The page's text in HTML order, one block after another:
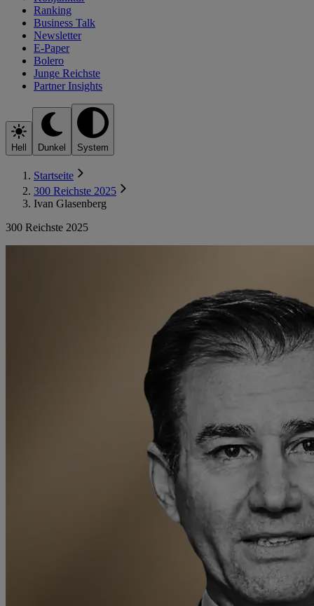
Ranking
Business Talk
Newsletter
E-Paper
Bolero
Junge Reichste
Partner Insights
Hell Dunkel System
Startseite
300 Reichste 2025
Ivan Glasenberg
300 Reichste 2025